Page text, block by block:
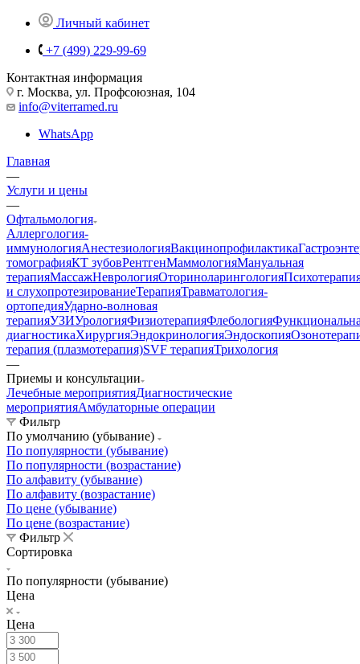
Личный кабинет
+7 (499) 229-99-69
Контактная информация
г. Москва, ул. Профсоюзная, 104
info@viterramed.ru
WhatsApp
Главная
—
Услуги и цены
—
Офтальмология
Аллергология-
иммунологияАнестезиологияВакцинопрофилактика
томографияКТ зубовРентгенМаммологияМануальная
терапияМассажНеврологияОториноларингология
и слухопротезированиеТерапияТравматология-
ортопедияУдарно-волновая
терапияУЗИУрологияФизиотерапияФлебология
диагностикаХирургияЭндокринологияЭндоскопия
терапия (плазмотерапия)SVF терапияТрихология
—
Приемы и консультации
Лечебные мероприятияДиагностические
мероприятияАмбулаторные операции
Фильтр
По умолчанию (убывание)
По популярности (убывание)
По популярности (возрастание)
По алфавиту (убывание)
По алфавиту (возрастание)
По цене (убывание)
По цене (возрастание)
Фильтр
Сортировка
По популярности (убывание)
Цена
Цена